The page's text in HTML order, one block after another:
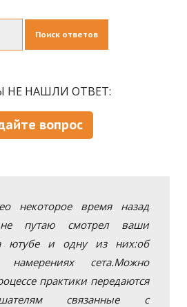
Поиск ответов
НЕ НАШЛИ ОТВЕТ:
вопрос
некоторое время назад
путаю смотрел ваши
ютубе и одну из них:об
сета.Можно
практики передаются
связанные с